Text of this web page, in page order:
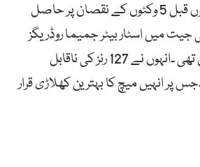
مطلوبہ ہدف 9 گیندوں قبل 5 وکٹوں کے نقصان پر حاصل
جیت میں اسٹار بیٹر جمیما روڈریگز
کی شاندار اننگز شامل تھی ۔انہوں نے 127 رنز کی ناقابل
انہیں میچ کا بہترین کھلاڑی قرار